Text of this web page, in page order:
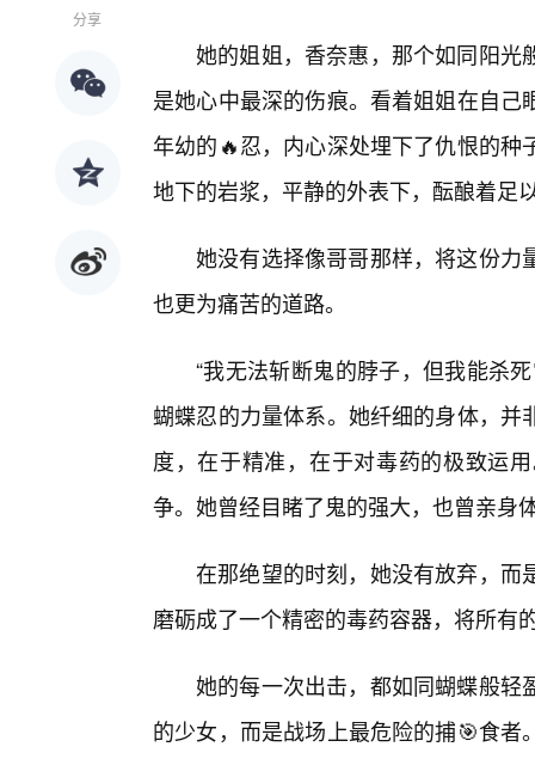
分享
她的姐姐，香奈惠，那个如同阳光
是她心中最深的伤痕。看着姐姐在自
年幼的🔥忍，内心深处埋下了仇恨的
地下的岩浆，平静的外表下，酝酿着足
她没有选择像哥哥那样，将这份力
也更为痛苦的道路。
“我无法斩断鬼的脖子，但我能杀
蝴蝶忍的力量体系。她纤细的身体，
度，在于精准，在于对毒药的极致运
争。她曾经目睹了鬼的强大，也曾亲身
在那绝望的时刻，她没有放弃，而
磨砺成了一个精密的毒药容器，将所有
她的每一次出击，都如同蝴蝶般轻
的少女，而是战场上最危险的捕🎯食